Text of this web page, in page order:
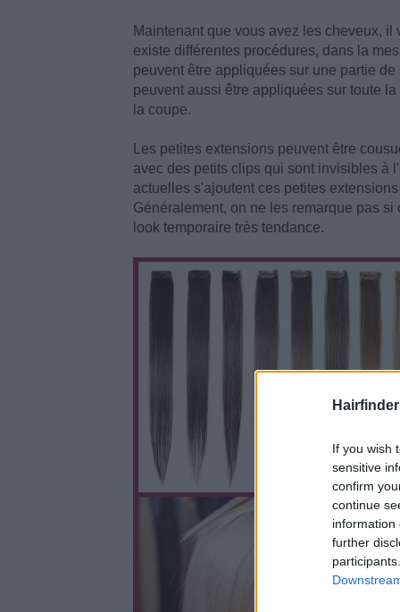
If you wish
sensitive
confirm
continue
information
further
Maintenant que vous avez les cheveux, il
existe différentes procédures, dans la
peuvent être appliquées sur une partie
peuvent aussi être appliquées sur toute
la coupe.
Les petites extensions peuvent être
avec des petits clips qui sont invisibles à
actuelles s'ajoutent ces petites
Généralement, on ne les remarque pas
look temporaire très tendance.